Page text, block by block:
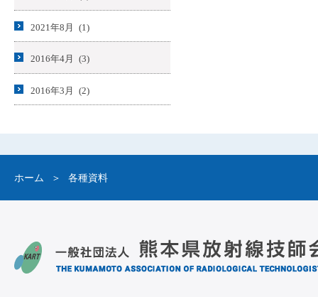
2021年8月 (1)
2016年4月 (3)
2016年3月 (2)
ホーム 各種資料